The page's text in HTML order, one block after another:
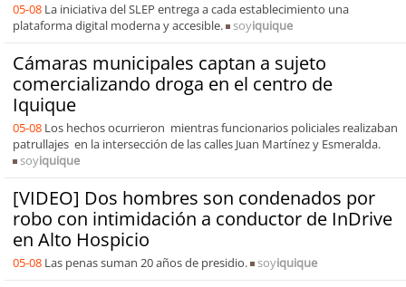
05-08 La iniciativa del SLEP entrega a cada establecimiento una
plataforma digital moderna y accesible.
soyiquique
Cámaras municipales captan a sujeto
comercializando droga en el centro de
Iquique
05-08 Los hechos ocurrieron mientras funcionarios policiales realizaban
patrullajes en la intersección de las calles Juan Martínez y Esmeralda.
soyiquique
[VIDEO] Dos hombres son condenados por
robo con intimidación a conductor de InDrive
en Alto Hospicio
05-08 Las penas suman 20 años de presidio. soyiquique